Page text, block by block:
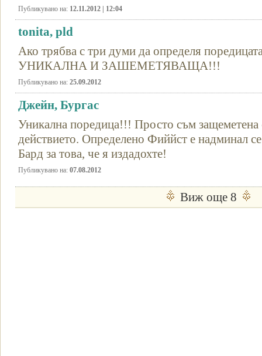
Публикувано на: 12.11.2012 | 12:04
tonita, pld
Ако трябва с три думи да определя
УНИКАЛНА И ЗАШЕМЕТЯВАЩА!!!
Публикувано на: 25.09.2012
Джейн, Бургас
Уникална поредица!!! Просто съм защеметена
действието. Определено Фиййст е надминал
Бард за това, че я издадохте!
Публикувано на: 07.08.2012
Виж още 8